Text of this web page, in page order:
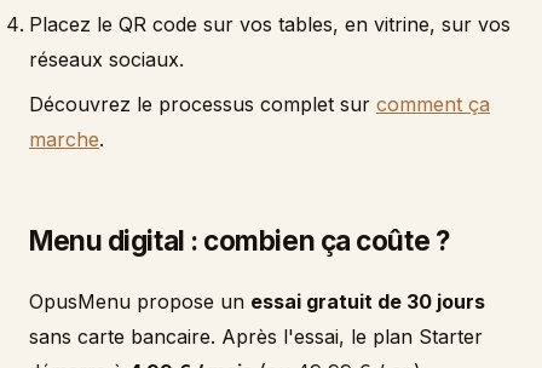
Placez le QR code sur vos tables, en vitrine, sur vos
réseaux sociaux.
Découvrez le processus complet sur comment ça
marche.
Menu digital : combien ça coûte ?
OpusMenu propose un essai gratuit de 30 jours
sans carte bancaire. Après l'essai, le plan Starter